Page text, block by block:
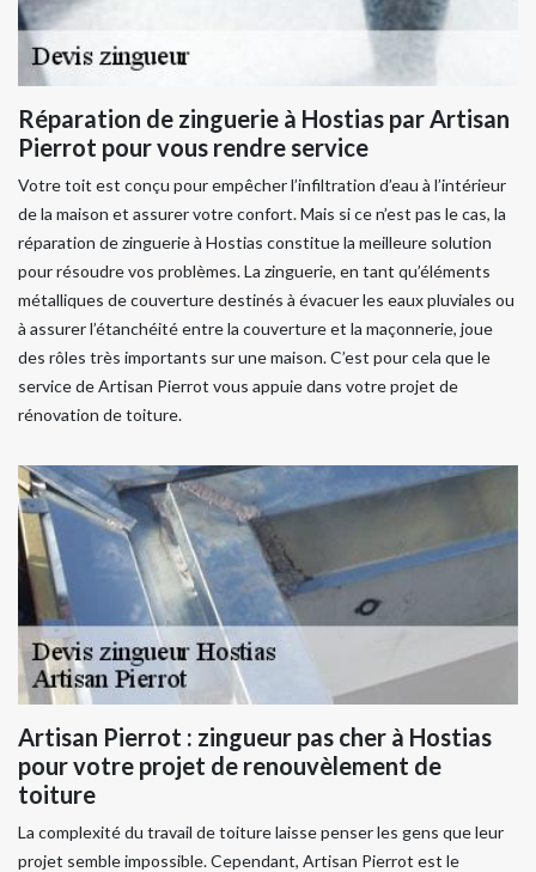
Réparation de zinguerie à Hostias par Artisan
Pierrot pour vous rendre service
Votre toit est conçu pour empêcher l’infiltration d’eau à l’intérieur
de la maison et assurer votre confort. Mais si ce n’est pas le cas, la
réparation de zinguerie à Hostias constitue la meilleure solution
pour résoudre vos problèmes. La zinguerie, en tant qu’éléments
métalliques de couverture destinés à évacuer les eaux pluviales ou
à assurer l’étanchéité entre la couverture et la maçonnerie, joue
des rôles très importants sur une maison. C’est pour cela que le
service de Artisan Pierrot vous appuie dans votre projet de
rénovation de toiture.
Artisan Pierrot : zingueur pas cher à Hostias
pour votre projet de renouvèlement de
toiture
La complexité du travail de toiture laisse penser les gens que leur
projet semble impossible. Cependant, Artisan Pierrot est le